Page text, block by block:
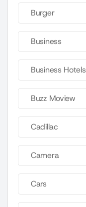
Burger
Business
Business Hotels
Buzz Moview
Cadillac
Camera
Cars